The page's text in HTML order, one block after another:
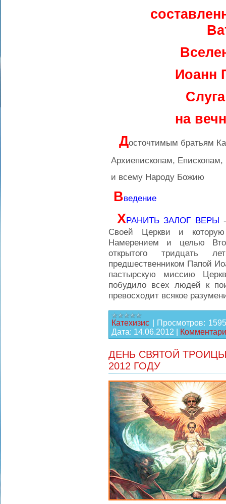
Иоанн
на
Досточтимым братьям
Архиепископам,
и всему Народу Божию
Введение
ХРАНИТЬ ЗАЛОГ ВЕРЫ
Своей Церкви и
Намерением и целью
открытого тридцать
предшественником Папой
пастырскую миссию
побудило всех людей к
превосходит всякое
Катехизис Просмотров: 1595
Дата: 14.06.2012
ДЕНЬ СВЯТОЙ
2012 ГОДУ